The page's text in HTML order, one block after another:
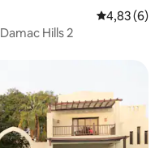
Évaluation
4,83 (6)
Hills 2